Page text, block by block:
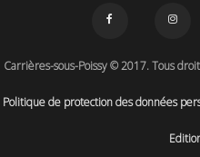
Carrières-sous-Poissy © 2017. Tous
Politique de protection des données